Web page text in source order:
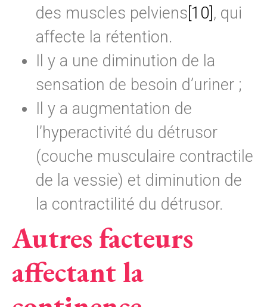
des muscles pelviens [10] , qui
affecte la rétention.
Il y a une diminution de la
sensation de besoin d’uriner ;
Il y a augmentation de
l’hyperactivité du détrusor
(couche musculaire contractile
de la vessie) et diminution de
la contractilité du détrusor.
Autres facteurs
affectant la